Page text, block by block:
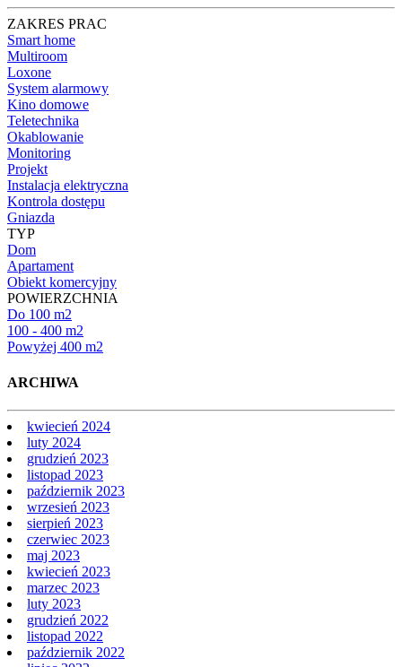
ZAKRES PRAC
Smart home
Multiroom
Loxone
System alarmowy
Kino domowe
Teletechnika
Okablowanie
Monitoring
Projekt
Instalacja elektryczna
Kontrola dostępu
Gniazda
TYP
Dom
Apartament
Obiekt komercyjny
POWIERZCHNIA
Do 100 m2
100 - 400 m2
Powyżej 400 m2
ARCHIWA
kwiecień 2024
luty 2024
grudzień 2023
listopad 2023
październik 2023
wrzesień 2023
sierpień 2023
czerwiec 2023
maj 2023
kwiecień 2023
marzec 2023
luty 2023
grudzień 2022
listopad 2022
październik 2022